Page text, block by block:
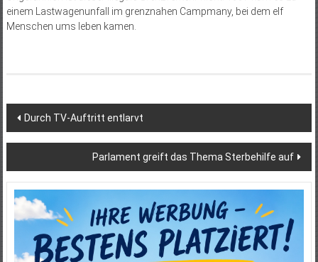
einem Lastwagenunfall im grenznahen Campmany, bei dem elf
Menschen ums leben kamen.
Beitragsnavigation
Durch TV-Auftritt entlarvt
Parlament greift das Thema Sterbehilfe auf